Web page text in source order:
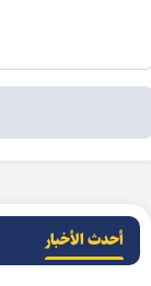
أحدث الأخبار